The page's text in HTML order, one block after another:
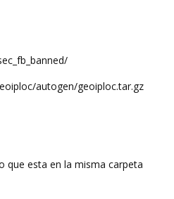
autogen/geoiploc.tar.gz
que esta en la misma carpeta